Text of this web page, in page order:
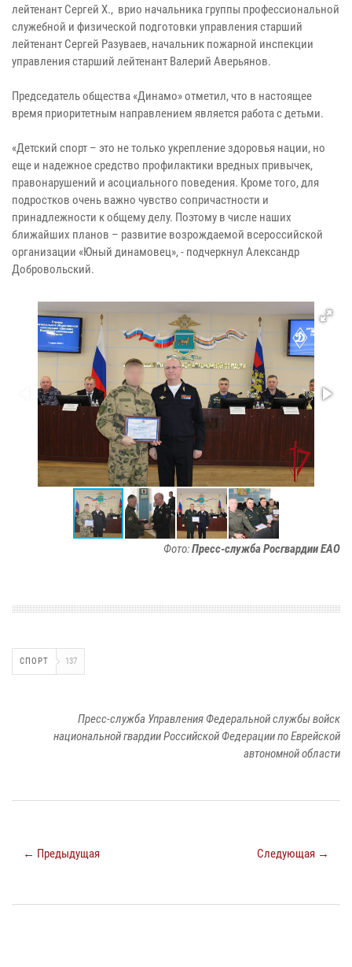
лейтенант Сергей Х., врио начальника группы профессиональной
служебной и физической подготовки управления старший
лейтенант Сергей Разуваев, начальник пожарной инспекции
управления старший лейтенант Валерий Аверьянов.
Председатель общества «Динамо» отметил, что в настоящее
время приоритетным направлением является работа с детьми.
«Детский спорт – это не только укрепление здоровья нации, но
еще и надежное средство профилактики вредных привычек,
правонарушений и асоциального поведения. Кроме того, для
подростков очень важно чувство сопричастности и
принадлежности к общему делу. Поэтому в числе наших
ближайших планов – развитие возрождаемой всероссийской
организации «Юный динамовец», - подчеркнул Александр
Добровольский.
Фото:Пресс-служба Росгвардии ЕАО
СПОРТ 137
Пресс-служба Управления Федеральной службы войск
национальной гвардии Российской Федерации по Еврейской
автономной области
← Предыдущая Следующая →